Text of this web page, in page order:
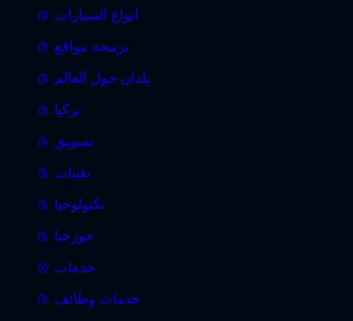
انواع السيارات
برمجة مواقع
بلدان حول العالم
تركيا
تسويق
تقنيات
تكنولوجيا
جورجيا
خدمات
خدمات وظائف